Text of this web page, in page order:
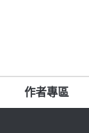
作者專區